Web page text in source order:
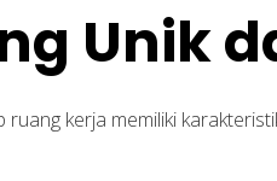
Unik
kerja memiliki